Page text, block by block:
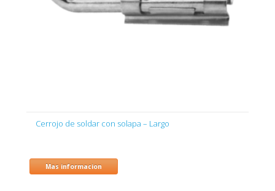
Cerrojo de soldar con solapa – Largo
Mas informacion